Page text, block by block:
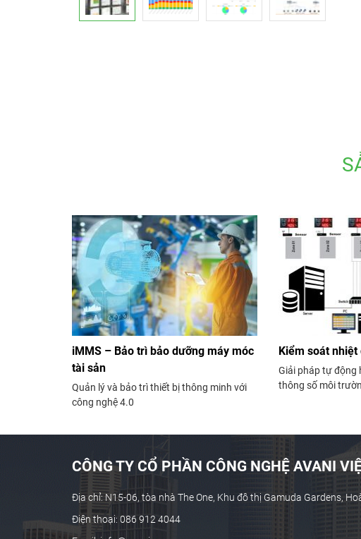
iMMS – Bảo trì bảo dưỡng máy móc
tài sản
Quản lý và bảo trì thiết bị thông minh với
công nghệ 4.0
Kiểm soát
Giải pháp tự động
thông số môi
CÔNG TY CỔ PHẦN CÔNG NGHỆ AVANI
Địa chỉ: N15-06, tòa nhà The One, Khu đô thị Gamuda Gardens,
Điện thoại: 086 912 4044